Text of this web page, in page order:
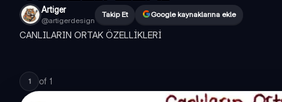
Artiger
@artigerdesign
Takip Et Google kaynaklarına ekle
CANLILARIN ORTAK ÖZELLİKLERİ
1 of 1